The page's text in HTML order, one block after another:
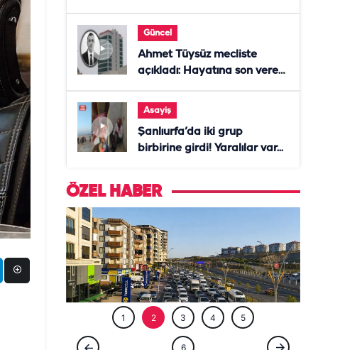
Güncel
Ahmet Tüysüz mecliste
açıkladı: Hayatına son veren
ölmezdim" notunu bıraktı
Asayiş
Şanlıurfa’da iki grup
birbirine girdi! Yaralılar var...
ÖZEL HABER
ÖZEL HABER
1 2 3 4 5
6